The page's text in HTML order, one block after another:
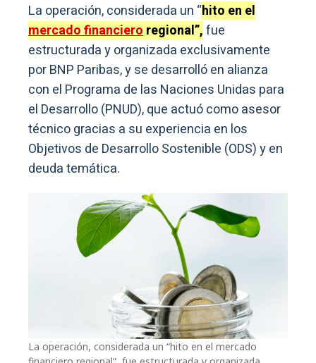
La operación, considerada un “hito en el
mercado financieroregional”,fue
estructurada y organizada exclusivamente
por BNP Paribas, y se desarrolló en alianza
con el Programa de las Naciones Unidas para
el Desarrollo (PNUD), que actuó como asesor
técnico gracias a su experiencia en los
Objetivos de Desarrollo Sostenible (ODS) y en
deuda temática.
La operación, considerada un “hito en el mercado